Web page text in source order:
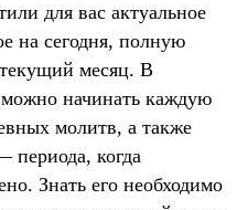
для вас актуальное
на сегодня, полную
месяц. В
можно начинать каждую
молитв, а также
периода, когда
Знать его необходимо